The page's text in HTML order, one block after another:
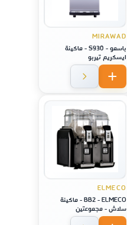
MIRAWAD
باسمو - S930 - ماكينة
ايسكريم تيربو
ELMECO
BB2 - ELMECO - ماكينة
سلاش - مجموعتين